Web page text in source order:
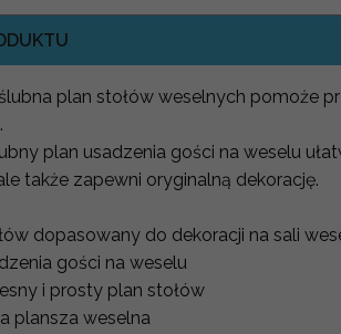
plan stołów weselnych pomoże
plan usadzenia gości na weselu
także zapewni oryginalną dekorację.
dopasowany do dekoracji na sali
gości na weselu
i prosty plan stołów
plansza weselna